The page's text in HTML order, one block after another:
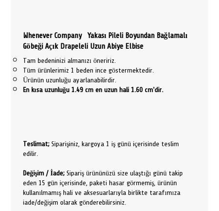
Whenever Company Yakası Pileli Boyundan Bağlamalı
Göbeği Açık Drapeleli Uzun Abiye Elbise
Tam bedeninizi almanızı öneririz.
Tüm ürünlerimiz 1 beden ince göstermektedir.
Ürünün uzunluğu ayarlanabilirdir.
En kısa uzunluğu 1.49 cm en uzun hali 1.60 cm'dir.
Teslimat;Siparişiniz, kargoya 1 iş günü içerisinde teslim
edilir.
Değişim / İade;Sipariş ürününüzü size ulaştığı günü takip
eden 15 gün içerisinde, paketi hasar görmemiş, ürünün
kullanılmamış hali ve aksesuarlarıyla birlikte tarafımıza
iade/değişim olarak gönderebilirsiniz.